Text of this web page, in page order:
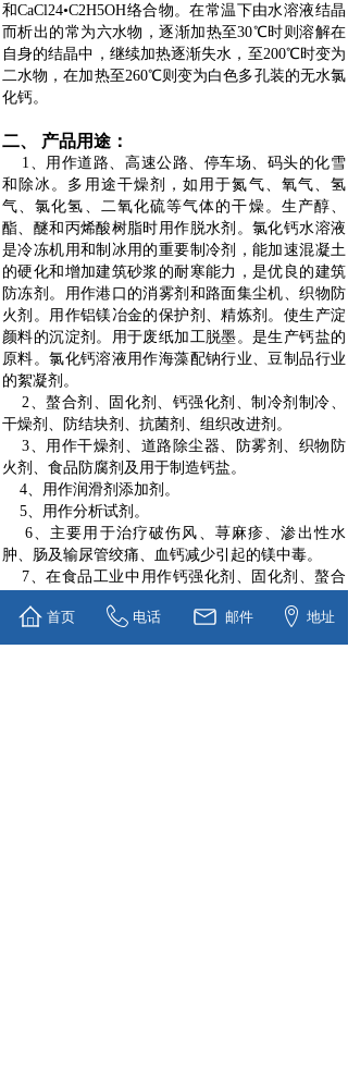
和CaCl24•C2H5OH络合物。在常温下由水溶液结晶
而析出的常为六水物，逐渐加热至30℃时则溶解在
自身的结晶中，继续加热逐渐失水，至200℃时变为
二水物，在加热至260℃则变为白色多孔装的无水氯
化钙。
二、 产品用途：
1、用作道路、高速公路、停车场、码头的化雪
和除冰。多用途干燥剂，如用于氮气、氧气、氢
气、氯化氢、二氧化硫等气体的干燥。生产醇、
酯、醚和丙烯酸树脂时用作脱水剂。氯化钙水溶液
是冷冻机用和制冰用的重要制冷剂，能加速混凝土
的硬化和增加建筑砂浆的耐寒能力，是优良的建筑
防冻剂。用作港口的消雾剂和路面集尘机、织物防
火剂。用作铝镁冶金的保护剂、精炼剂。使生产淀
颜料的沉淀剂。用于废纸加工脱墨。是生产钙盐的
原料。氯化钙溶液用作海藻配钠行业、豆制品行业
的絮凝剂。
2、螯合剂、固化剂、钙强化剂、制冷剂制冷、
干燥剂、防结块剂、抗菌剂、组织改进剂。
3、用作干燥剂、道路除尘器、防雾剂、织物防
火剂、食品防腐剂及用于制造钙盐。
4、用作润滑剂添加剂。
5、用作分析试剂。
6、主要用于治疗破伤风、荨麻疹、渗出性水
肿、肠及输尿管绞痛、血钙减少引起的镁中毒。
7、在食品工业中用作钙强化剂、固化剂、螯合
三、包装：
首页 电话 邮件 地址